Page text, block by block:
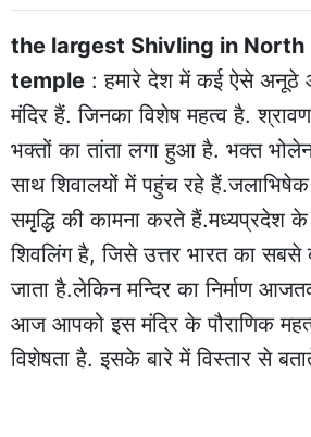
the largest Shivling in North
temple : हमारे देश में कई ऐसे अनूठे
मंदिर हैं. जिनका विशेष महत्व है.
भक्तों का तांता लगा हुआ है. भक्त
साथ शिवालयों में पहुंच रहे
समृद्धि की कामना करते हैं.मध्यप्रदेश
शिवलिंग है, जिसे उत्तर भारत का सबसे
जाता है.लेकिन मन्दिर का निर्माण
आज आपको इस मंदिर के पौराणिक
विशेषता है. इसके बारे में विस्तार से